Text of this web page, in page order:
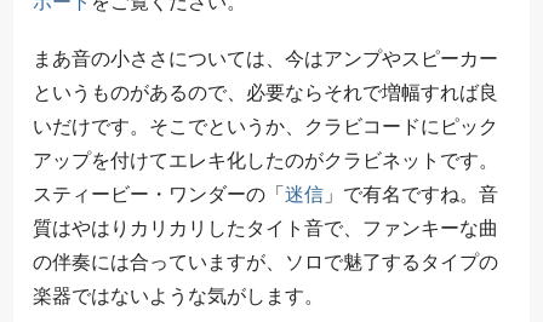
まあ音の小ささについては、今はアンプやスピーカー
というものがあるので、必要ならそれで増幅すれば良
いだけです。そこでというか、クラビコードにピック
アップを付けてエレキ化したのがクラビネットです。
スティービー・ワンダーの「迷信」で有名ですね。音
質はやはりカリカリしたタイト音で、ファンキーな曲
の伴奏には合っていますが、ソロで魅了するタイプの
楽器ではないような気がします。